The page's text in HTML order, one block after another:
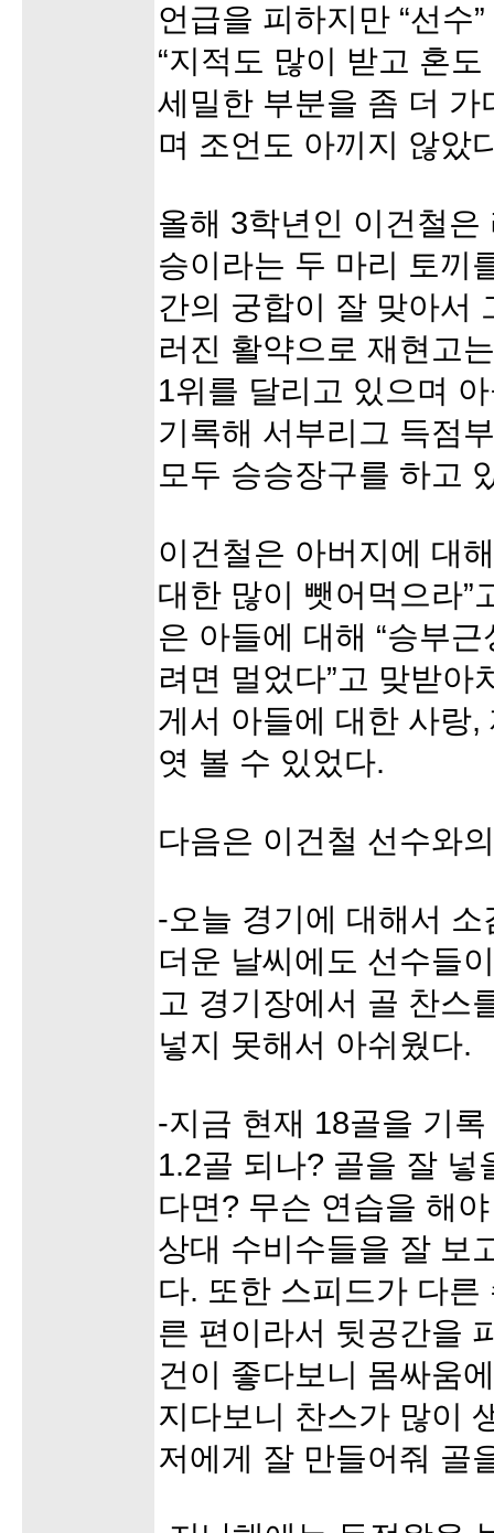
언급을 피하지만 “선수
“지적도 많이 받고 혼
세밀한 부분을 좀 더 가
며 조언도 아끼지 않았
올해 3학년인 이건철
승이라는 두 마리 토끼
간의 궁합이 잘 맞아서
러진 활약으로 재현고
1위를 달리고 있으며
기록해 서부리그 득점
모두 승승장구를 하고
이건철은 아버지에 대
대한 많이 뺏어먹으라”
은 아들에 대해 “승부
려면 멀었다”고 맞받아
게서 아들에 대한 사랑
엿 볼 수 있었다.
다음은 이건철 선수와
-오늘 경기에 대해서 소
더운 날씨에도 선수들
고 경기장에서 골 찬스
넣지 못해서 아쉬웠다.
-지금 현재 18골을 기
1.2골 되나? 골을 잘 넣
다면? 무슨 연습을 해
상대 수비수들을 잘 보
다. 또한 스피드가 다
른 편이라서 뒷공간을
건이 좋다보니 몸싸움
지다보니 찬스가 많이
저에게 잘 만들어줘 골